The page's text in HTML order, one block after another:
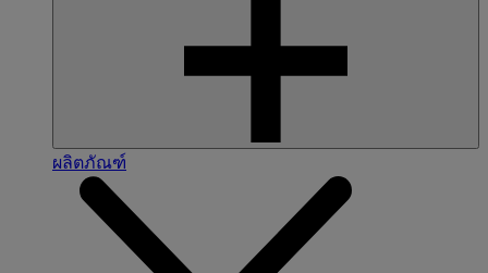
ผลิตภัณฑ์